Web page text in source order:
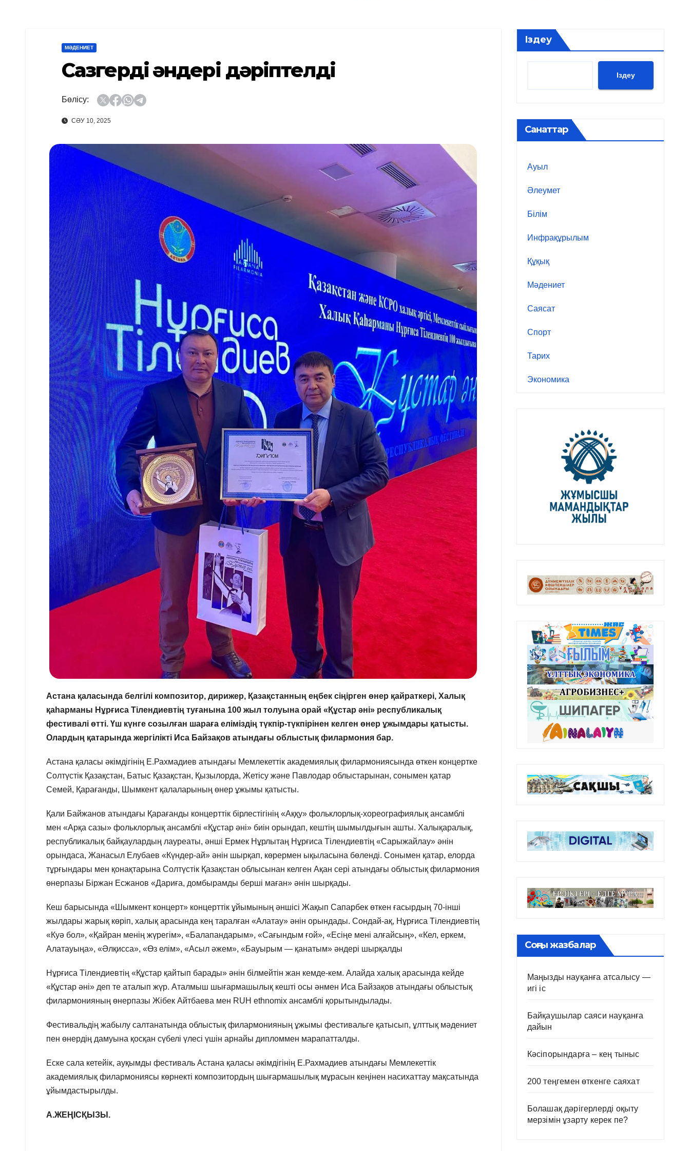
МӘДЕНИЕТ
Сазгердің әндері дәріптелді
Бөлісу:
СӘУ 10, 2025
Астана қаласында белгілі композитор, дирижер, Қазақстанның еңбек сіңірген өнер қайраткері, Халық
қаһарманы Нұрғиса Тілендиевтің туғанына 100 жыл толуына орай «Құстар әні» республикалық
фестивалі өтті. Үш күнге созылған шараға еліміздің түкпір-түкпірінен келген өнер ұжымдары қатысты.
Олардың қатарында жергілікті Иса Байзақов атындағы облыстық филармония бар.
Астана қаласы әкімдігінің Е.Рахмадиев атындағы Мемлекеттік академиялық филармониясында өткен концертке
Солтүстік Қазақстан, Батыс Қазақстан, Қызылорда, Жетісу және Павлодар облыстарынан, сонымен қатар
Семей, Қарағанды, Шымкент қалаларының өнер ұжымы қатысты.
Қали Байжанов атындағы Қарағанды концерттік бірлестігінің «Аққу» фольклорлық-хореографиялық ансамблі
мен «Арқа сазы» фольклорлық ансамблі «Құстар әні» биін орындап, кештің шымылдығын ашты. Халықаралық,
республикалық байқаулардың лауреаты, әнші Ермек Нұрлытаң Нұрғиса Тілендиевтің «Сарыжайлау» әнін
орындаса, Жанасыл Елубаев «Күндер-ай» әнін шырқап, көрермен ықыласына бөленді. Сонымен қатар, елорда
тұрғындары мен қонақтарына Солтүстік Қазақстан облысынан келген Ақан сері атындағы облыстық филармония
өнерпазы Біржан Есжанов «Дариға, домбырамды берші маған» әнін шырқады.
Кеш барысында «Шымкент концерт» концерттік ұйымының әншісі Жақып Сапарбек өткен ғасырдың 70-інші
жылдары жарық көріп, халық арасында кең таралған «Алатау» әнін орындады. Сондай-ақ, Нұрғиса Тілендиевтің
«Куә бол», «Қайран менің жүрегім», «Балапандарым», «Сағындым ғой», «Есіңе мені алғайсың», «Кел, еркем,
Алатауыңа», «Әлқисса», «Өз елім», «Асыл әжем», «Бауырым — қанатым» әндері шырқалды
Нұрғиса Тілендиевтің «Құстар қайтып барады» әнін білмейтін жан кемде-кем. Алайда халық арасында кейде
«Құстар әні» деп те аталып жүр. Аталмыш шығармашылық кешті осы әнмен Иса Байзақов атындағы облыстық
филармонияның өнерпазы Жібек Айтбаева мен RUH еthnomix ансамблі қорытындылады.
Фестивальдің жабылу салтанатында облыстық филармонияның ұжымы фестивальге қатысып, ұлттық мәдениет
пен өнердің дамуына қосқан сүбелі үлесі үшін арнайы дипломмен марапатталды.
Еске сала кетейік, ауқымды фестиваль Астана қаласы әкімдігінің Е.Рахмадиев атындағы Мемлекеттік
академиялық филармониясы көрнекті композитордың шығармашылық мұрасын кеңінен насихаттау мақсатында
ұйымдастырылды.
А.ЖЕҢІСҚЫЗЫ.
Іздеу
Іздеу
Санаттар
Ауыл
Әлеумет
Білім
Инфрақұрылым
Құқық
Мәдениет
Саясат
Спорт
Тарих
Экономика
Соңғы жазбалар
Маңызды науқанға атсалысу —
игі іс
Байқаушылар саяси науқанға
дайын
Кәсіпорындарға – кең тыныс
200 теңгемен өткенге саяхат
Болашақ дәрігерлерді оқыту
мерзімін ұзарту керек пе?